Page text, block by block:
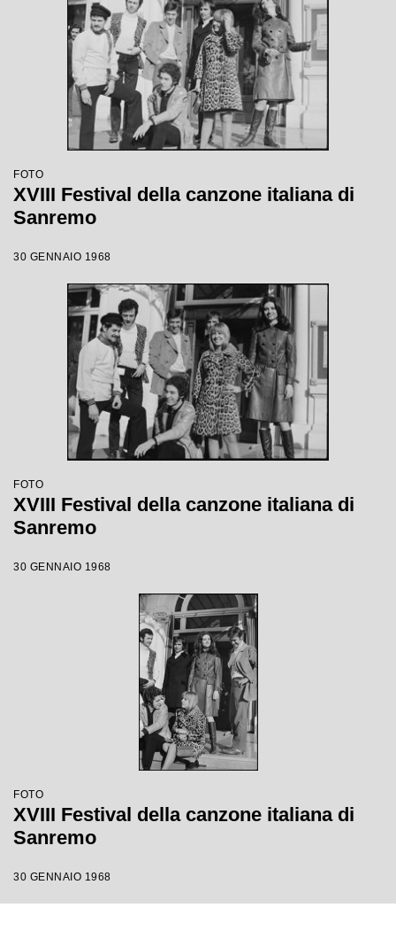
FOTO
XVIII Festival della canzone italiana di
Sanremo
30 GENNAIO 1968
FOTO
XVIII Festival della canzone italiana di
Sanremo
30 GENNAIO 1968
FOTO
XVIII Festival della canzone italiana di
Sanremo
30 GENNAIO 1968